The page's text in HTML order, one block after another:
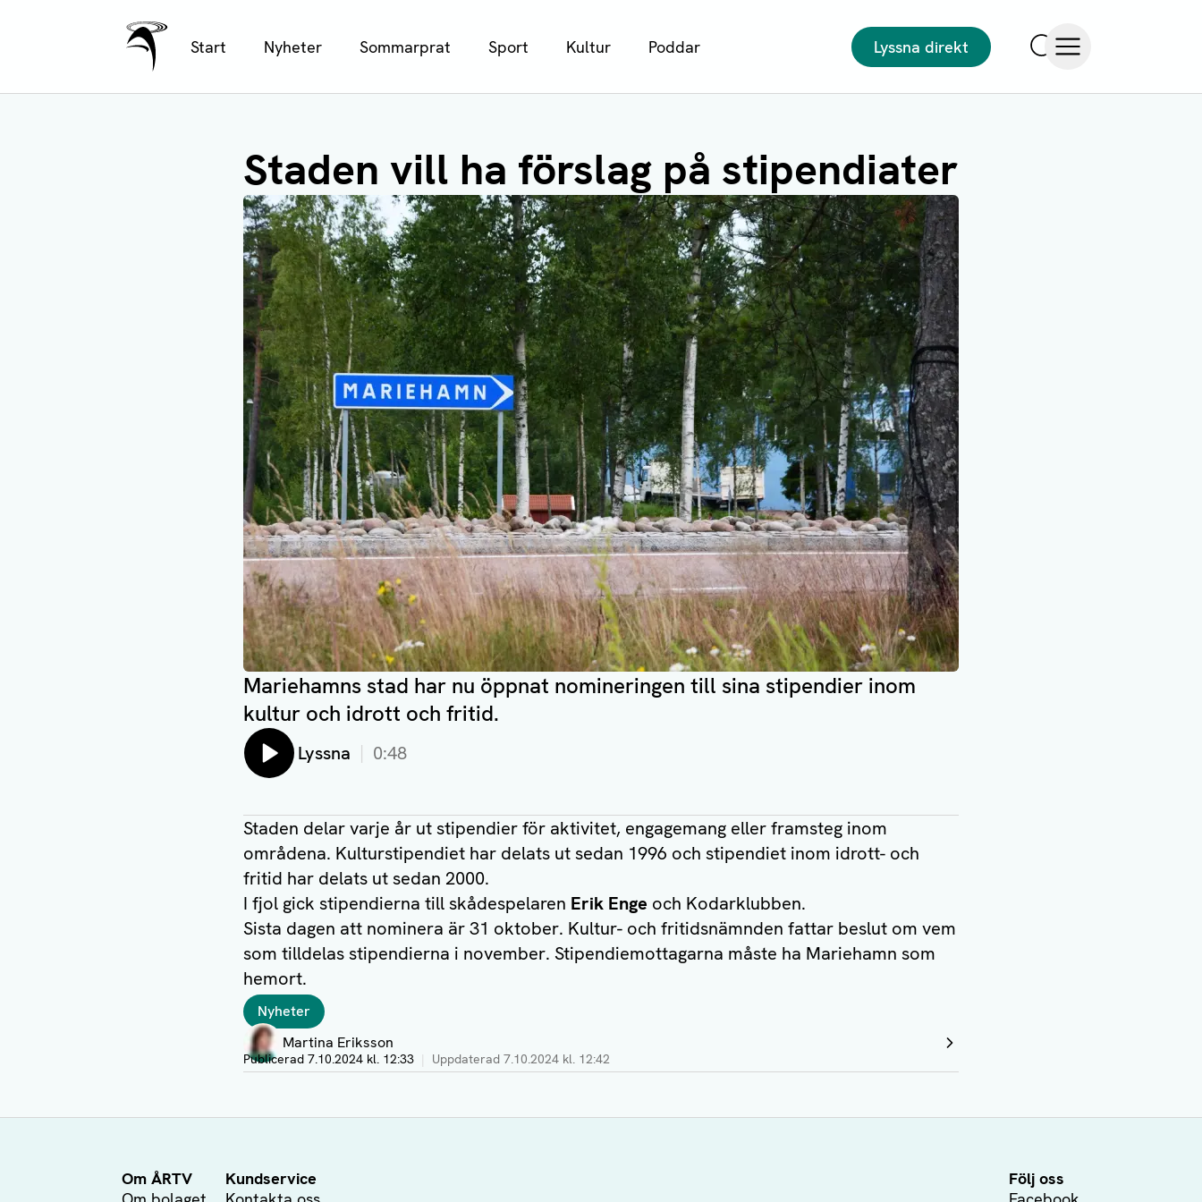
Ålands Radio & TV
Start Nyheter Sommarprat Sport Kultur Poddar
Lyssna direkt
Staden vill ha förslag på stipendiater
Mariehamns stad har nu öppnat nomineringen till sina stipendier inom
kultur och idrott och fritid.
Lyssna 0:48
Staden delar varje år ut stipendier för aktivitet, engagemang eller framsteg inom
områdena. Kulturstipendiet har delats ut sedan 1996 och stipendiet inom idrott- och
fritid har delats ut sedan 2000.
I fjol gick stipendierna till skådespelaren Erik Enge och Kodarklubben.
Sista dagen att nominera är 31 oktober. Kultur- och fritidsnämnden fattar beslut om vem
som tilldelas stipendierna i november. Stipendiemottagarna måste ha Mariehamn som
hemort.
TaggarNyheter
Författare
Martina Eriksson
Visa profil
Publicerad 7.10.2024 kl. 12:33 Uppdaterad 7.10.2024 kl. 12:42
Om ÅRTV
Kundservice
Följ oss